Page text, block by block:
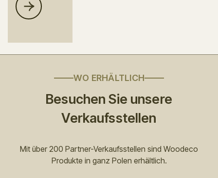
WO ERHÄLTLICH
Besuchen Sie unsere
Verkaufsstellen
Mit über 200 Partner-Verkaufsstellen sind Woodeco
Produkte in ganz Polen erhältlich.